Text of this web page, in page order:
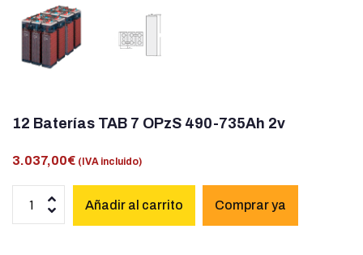
12 Baterías TAB 7 OPzS 490-735Ah 2v
3.037,00€ (IVA incluido)
Añadir al carrito